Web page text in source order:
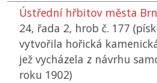
Ústřední hřbitov města
24, řada 2, hrob č. 177
vytvořila hořická
jež vycházela z návrhu
roku 1902)